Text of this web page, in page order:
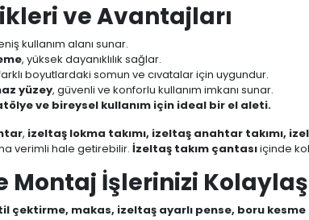
ve Avantajları
kullanım alanı sunar.
, yüksek dayanıklılık sağlar.
boyutlardaki somun ve cıvatalar için uygundur.
yüzey, güvenli ve konforlu kullanım imkanı sunar.
ve bireysel kullanım için ideal bir el aleti.
, izeltaş lokma takımı, izeltaş anahtar takımı,
verimli hale getirebilir. İzeltaş takım çantasıiçinde
Montaj İşlerinizi
çektirme, makas, izeltaş ayarlı pense, boru kesme